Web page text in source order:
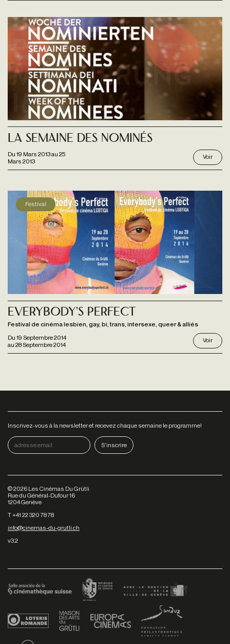
Du 19 Mars 2013au 25
Mars 2013
La Semaine Des Nominés
Voir
Festival
Du 19 Septembre 2014
au 28 Septembre 2014
Everybody's Perfect
Festival de cinéma lesbien, gay, bi, trans, intersexe, queer & alliés
Voir
Inscrivez-vous à la newsletter et recevez chaque semaine le programme!
©2026 Les Cinémas Du Grütli
Rue du Général-Dufour 16
1204 Genève
T +41 22 320 78 78
info@cinemas-du-grutli.ch
v3.2